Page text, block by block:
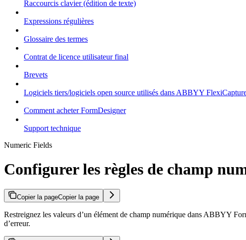
Raccourcis clavier (édition de texte)
Expressions régulières
Glossaire des termes
Contrat de licence utilisateur final
Brevets
Logiciels tiers/logiciels open source utilisés dans ABBYY
Comment acheter FormDesigner
Support technique
Numeric Fields
Configurer les règles de champ
Copier la pageCopier la page
Restreignez les valeurs d’un élément de champ numérique dans ABBYY
d’erreur.